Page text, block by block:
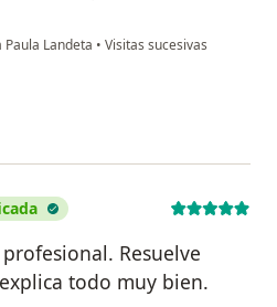
Landeta • Visitas sucesivas
Lozano
Resuelve
todo muy bien.